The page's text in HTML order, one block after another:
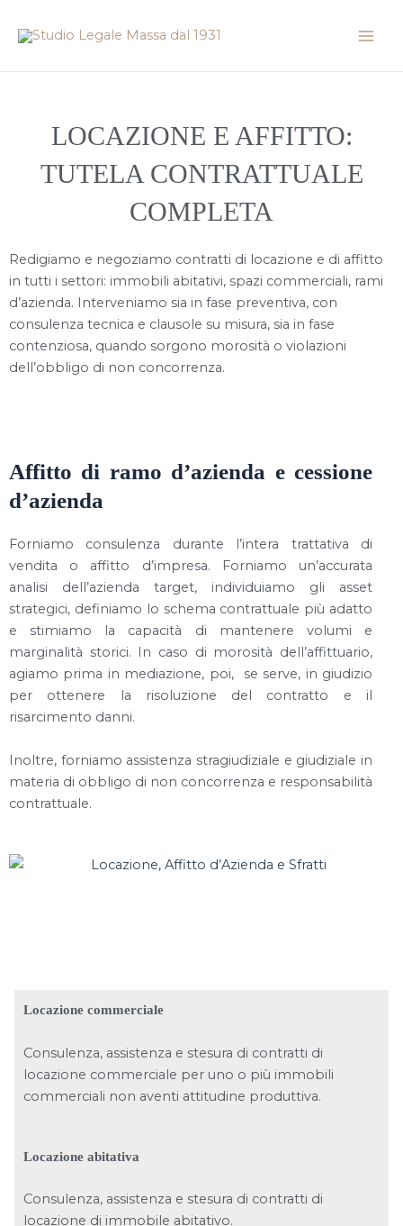
LOCAZIONE E AFFITTO:
TUTELA CONTRATTUALE
COMPLETA
Redigiamo e negoziamo contratti di locazione e di affitto
in tutti i settori: immobili abitativi, spazi commerciali, rami
d’azienda. Interveniamo sia in fase preventiva, con
consulenza tecnica e clausole su misura, sia in fase
contenziosa, quando sorgono morosità o violazioni
dell’obbligo di non concorrenza.
Affitto di ramo d’azienda e cessione
d’azienda
Forniamo consulenza durante l’intera trattativa di
vendita o affitto d’impresa. Forniamo un’accurata
analisi dell’azienda target, individuiamo gli asset
strategici, definiamo lo schema contrattuale più adatto
e stimiamo la capacità di mantenere volumi e
marginalità storici. In caso di morosità dell’affittuario,
agiamo prima in mediazione, poi, se serve, in giudizio
per ottenere la risoluzione del contratto e il
risarcimento danni.
Inoltre, forniamo assistenza stragiudiziale e giudiziale in
materia di obbligo di non concorrenza e responsabilità
contrattuale.
Locazione commerciale
Consulenza, assistenza e stesura di contratti di
locazione commerciale per uno o più immobili
commerciali non aventi attitudine produttiva.
Locazione abitativa
Consulenza, assistenza e stesura di contratti di
locazione di immobile abitativo.